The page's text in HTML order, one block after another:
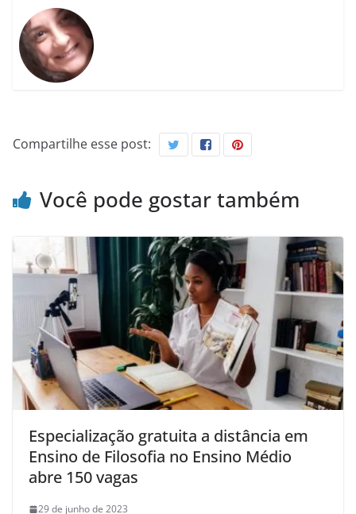
Compartilhe esse post:
Você pode gostar também
Especialização gratuita a distância em
Ensino de Filosofia no Ensino Médio
abre 150 vagas
29 de junho de 2023